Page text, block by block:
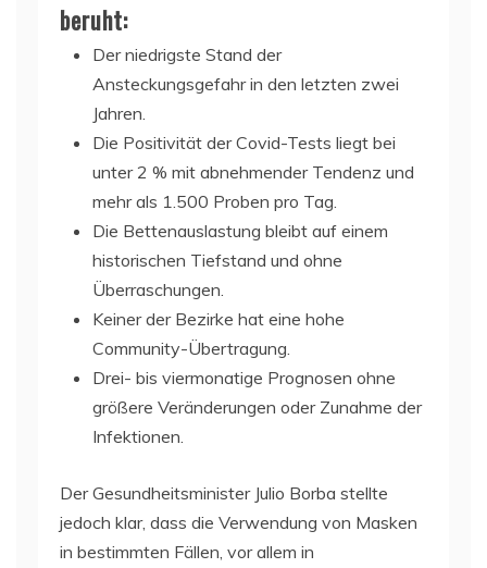
beruht:
Der niedrigste Stand der
Ansteckungsgefahr in den letzten zwei
Jahren.
Die Positivität der Covid-Tests liegt bei
unter 2 % mit abnehmender Tendenz und
mehr als 1.500 Proben pro Tag.
Die Bettenauslastung bleibt auf einem
historischen Tiefstand und ohne
Überraschungen.
Keiner der Bezirke hat eine hohe
Community-Übertragung.
Drei- bis viermonatige Prognosen ohne
größere Veränderungen oder Zunahme der
Infektionen.
Der Gesundheitsminister Julio Borba stellte
jedoch klar, dass die Verwendung von Masken
in bestimmten Fällen, vor allem in